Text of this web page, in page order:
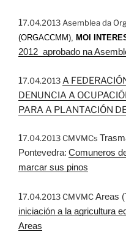
17.04.2013 Asemblea da
(ORGACCMM), MOI
2012 aprobado na
17.04.2013A
DENUNCIA A
PARA A PLANTACIÓN
17.04.2013 CMVMCs
Pontevedra: Comuneros
marcar sus pinos
17.04.2013 CMVMCAreas
iniciación a la agricultura
Areas